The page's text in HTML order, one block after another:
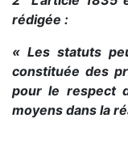
rédigée :
« Les statuts
constituée des
pour le respect
moyens dans la